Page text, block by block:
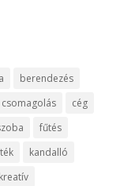
berendezés
csomagolás
cég
fűtés
kandalló
kreatív